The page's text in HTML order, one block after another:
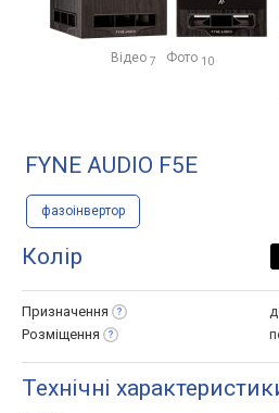
Відео 7 Фото 10
FYNE AUDIO F5E
фазоінвертор
Колір
Призначення
Розміщення
Технічні